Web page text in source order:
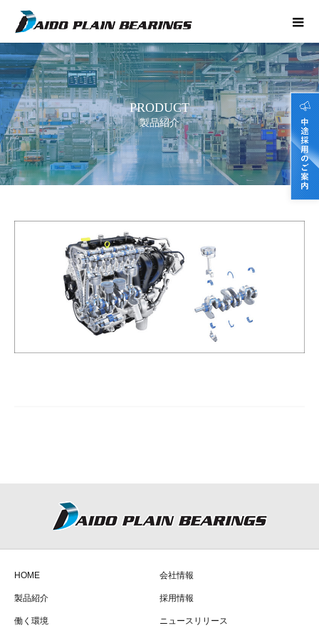
PRODUCT
製品紹介
HOME 会社情報
製品紹介 採用情報
働く環境 ニュースリリース